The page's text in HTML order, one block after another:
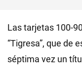
Las tarjetas 100-
“Tigresa”, que de
séptima vez un